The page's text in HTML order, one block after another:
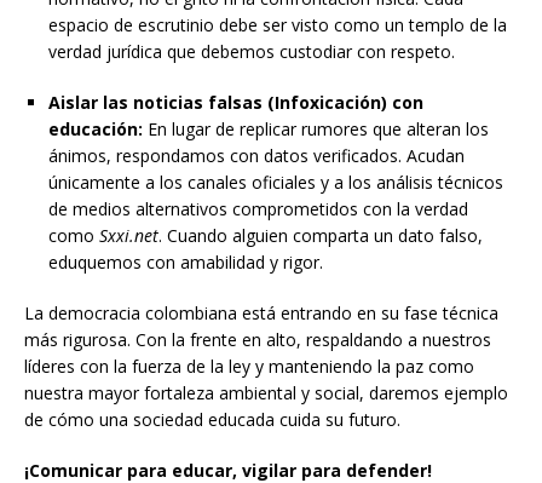
espacio de escrutinio debe ser visto como un templo de la
verdad jurídica que debemos custodiar con respeto.
Aislar las noticias falsas (Infoxicación) con
educación: En lugar de replicar rumores que alteran los
ánimos, respondamos con datos verificados. Acudan
únicamente a los canales oficiales y a los análisis técnicos
de medios alternativos comprometidos con la verdad
como Sxxi.net. Cuando alguien comparta un dato falso,
eduquemos con amabilidad y rigor.
La democracia colombiana está entrando en su fase técnica
más rigurosa. Con la frente en alto, respaldando a nuestros
líderes con la fuerza de la ley y manteniendo la paz como
nuestra mayor fortaleza ambiental y social, daremos ejemplo
de cómo una sociedad educada cuida su futuro.
¡Comunicar para educar, vigilar para defender!